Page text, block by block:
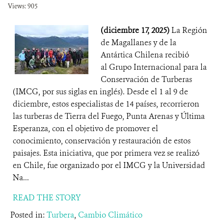
Views: 905
(diciembre 17, 2025)La Región
de Magallanes y de la
Antártica Chilena recibió
al Grupo Internacional para la
Conservación de Turberas
(IMCG, por sus siglas en inglés). Desde el 1 al 9 de
diciembre, estos especialistas de 14 países, recorrieron
las turberas de Tierra del Fuego, Punta Arenas y Última
Esperanza, con el objetivo de promover el
conocimiento, conservación y restauración de estos
paisajes. Esta iniciativa, que por primera vez se realizó
en Chile, fue organizado por el IMCG y la Universidad
Na...
READ THE STORY
Posted in: Turbera, Cambio Climático